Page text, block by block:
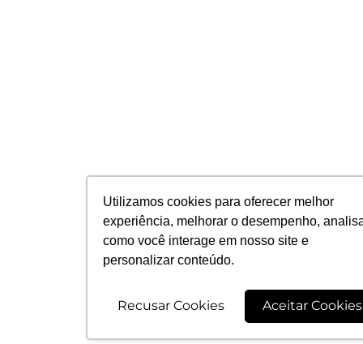
Utilizamos cookies para oferecer melhor
experiência, melhorar o desempenho,
como você interage em nosso site e
personalizar conteúdo.
Recusar Cookies Aceitar Cookies